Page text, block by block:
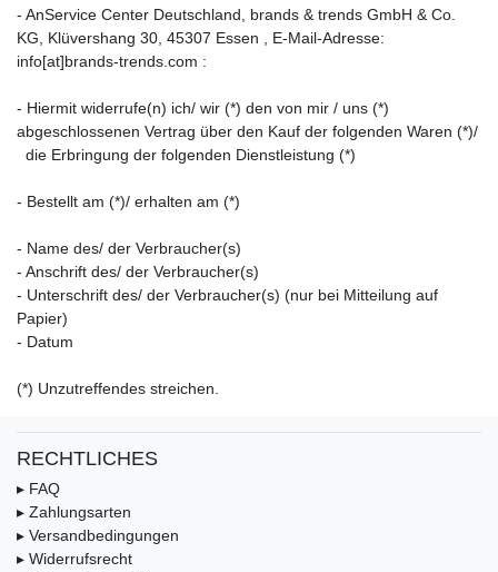
- AnService Center Deutschland, brands & trends GmbH & Co.
KG, Klüvershang 30, 45307 Essen
E-Mail-Adresse:
info[at]brands-trends.com :
- Hiermit widerrufe(n) ich/ wir (*) den von mir / uns (*)
abgeschlossenen Vertrag über den Kauf der folgenden Waren (*)/
die Erbringung der folgenden Dienstleistung (*)
- Bestellt am (*)/ erhalten am (*)
- Name des/ der Verbraucher(s)
- Anschrift des/ der Verbraucher(s)
- Unterschrift des/ der Verbraucher(s) (nur bei Mitteilung auf
Papier)
- Datum
(*) Unzutreffendes streichen.
RECHTLICHES
▸ FAQ
▸ Zahlungsarten
▸ Versandbedingungen
▸ Widerrufsrecht